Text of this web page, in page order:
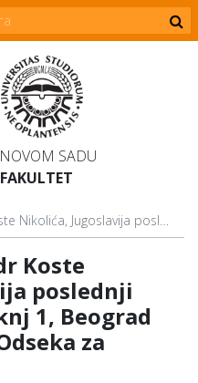
SADU
(1989-1992), knj 1, Beograd 2018, u seminaru Odseka za Istoriju
Koste
poslednji
1, Beograd
za